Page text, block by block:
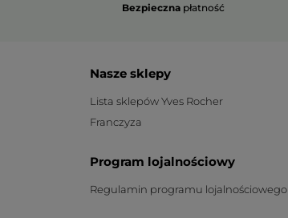
Bezpieczna płatność
Nasze sklepy
Lista sklepów Yves Rocher
Franczyza
Program lojalnościowy
Regulamin programu lojalnościowego